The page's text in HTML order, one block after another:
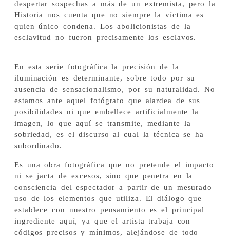
despertar sospechas a más de un extremista, pero la
Historia nos cuenta que no siempre la víctima es
quien único condena. Los abolicionistas de la
esclavitud no fueron precisamente los esclavos.
En esta serie fotográfica la precisión de la
iluminación es determinante, sobre todo por su
ausencia de sensacionalismo, por su naturalidad. No
estamos ante aquel fotógrafo que alardea de sus
posibilidades ni que embellece artificialmente la
imagen, lo que aquí se transmite, mediante la
sobriedad, es el discurso al cual la técnica se ha
subordinado.
Es una obra fotográfica que no pretende el impacto
ni se jacta de excesos, sino que penetra en la
consciencia del espectador a partir de un mesurado
uso de los elementos que utiliza. El diálogo que
establece con nuestro pensamiento es el principal
ingrediente aquí, ya que el artista trabaja con
códigos precisos y mínimos, alejándose de todo